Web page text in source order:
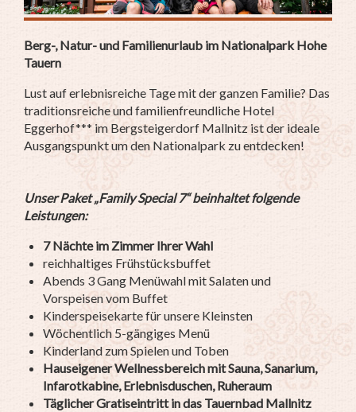
Berg-, Natur- und Familienurlaub im Nationalpark Hohe
Tauern
Lust auf erlebnisreiche Tage mit der ganzen Familie? Das
traditionsreiche und familienfreundliche Hotel
Eggerhof*** im Bergsteigerdorf Mallnitz ist der ideale
Ausgangspunkt um den Nationalpark zu entdecken!
Unser Paket „Family Special 7“ beinhaltet folgende
Leistungen:
7 Nächte im Zimmer Ihrer Wahl
reichhaltiges Frühstücksbuffet
Abends 3 Gang Menüwahl mit Salaten und
Vorspeisen vom Buffet
Kinderspeisekarte für unsere Kleinsten
Wöchentlich 5-gängiges Menü
Kinderland zum Spielen und Toben
Hauseigener Wellnessbereich mit Sauna, Sanarium,
Infarotkabine, Erlebnisduschen, Ruheraum
Täglicher Gratiseintritt in das Tauernbad Mallnitz